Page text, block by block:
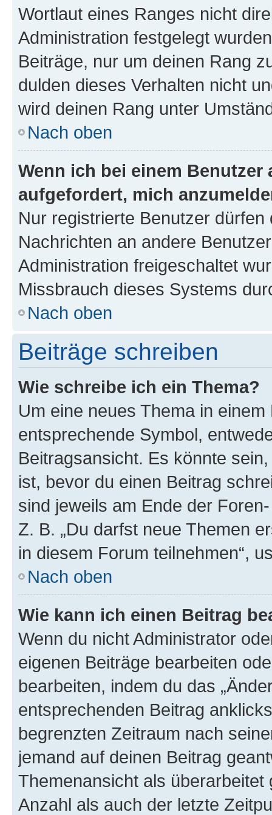
Wortlaut eines Ranges nicht
Administration festgelegt
Beiträge, nur um deinen Rang
dulden dieses Verhalten nicht
wird deinen Rang unter
Nach oben
Wenn ich bei einem
aufgefordert, mich
Nur registrierte Benutzer
Nachrichten an andere
Administration freigeschaltet
Missbrauch dieses Systems
Nach oben
Beiträge schreiben
Wie schreibe ich ein Thema?
Um eine neues Thema in
entsprechende Symbol,
Beitragsansicht. Es könnte
ist, bevor du einen Beitrag
sind jeweils am Ende der
Z. B. „Du darfst neue Themen
in diesem Forum teilnehmen“,
Nach oben
Wie kann ich einen Beitrag
Wenn du nicht Administrator
eigenen Beiträge bearbeiten
bearbeiten, indem du das
entsprechenden Beitrag
begrenzten Zeitraum nach
jemand auf deinen Beitrag
Themenansicht als
Anzahl als auch der letzte